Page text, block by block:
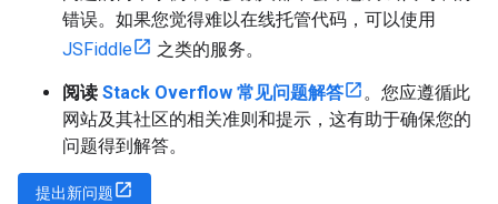
错误。如果您觉得难以在线托管代码，可以使用
JSFiddle
之类的服务。
阅读 Stack Overflow 常见问题解答
。您应遵循此
网站及其社区的相关准则和提示，这有助于确保您的
问题得到解答。
提出新问题